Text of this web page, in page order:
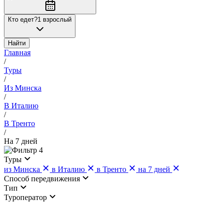
Кто едет?1 взрослый
Найти
Главная
/
Туры
/
Из Минска
/
В Италию
/
В Тренто
/
На 7 дней
4
Туры
из Минска
в Италию в Тренто
на 7 дней
Cпособ передвижения
Тип
Туроператор